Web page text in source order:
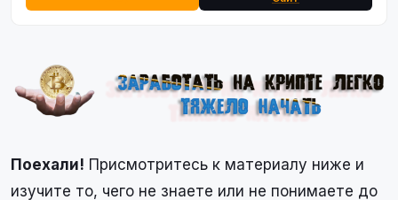
Поехали! Присмотритесь к материалу ниже и
изучите то, чего не знаете или не понимаете до